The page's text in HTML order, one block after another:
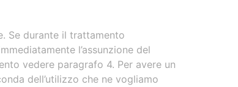
Se durante il trattamento
l’assunzione del
vedere paragrafo 4. Per avere un
dell’utilizzo che ne vogliamo